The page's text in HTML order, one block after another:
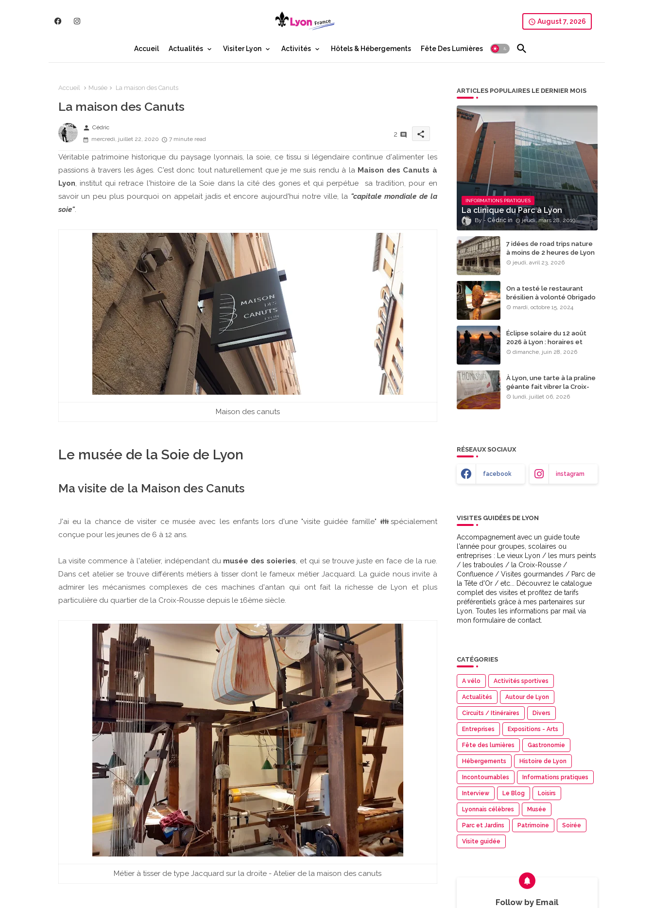
August 7, 2026
Accueil Actualités Visiter Lyon Activités Hôtels & Hébergements Fête Des Lumières
Accueil Musée La maison des Canuts
La maison des Canuts
person Cédric
mercredi, juillet 22, 2020
7 minute read
2 share
Véritable patrimoine historique du paysage lyonnais, la soie, ce tissu si légendaire continue d'alimenter les
passions à travers les âges. C'est donc tout naturellement que je me suis rendu à la Maison des Canuts à
Lyon , institut qui retrace l'histoire de la Soie dans la cité des gones et qui perpétue sa tradition, pour en
savoir un peu plus pourquoi on appelait jadis et encore aujourd'hui notre ville, la "capitale mondiale de la
soie".
Maison des canuts
Le musée de la Soie de Lyon
Ma visite de la Maison des Canuts
J'ai eu la chance de visiter ce musée avec les enfants lors d'une "visite guidée famille" 👪spécialement
conçue pour les jeunes de 6 à 12 ans.
La visite commence à l'atelier, indépendant du musée des soieries , et qui se trouve juste en face de la rue.
Dans cet atelier se trouve différents métiers à tisser dont le fameux métier Jacquard. La guide nous invite à
admirer les mécanismes complexes de ces machines d'antan qui ont fait la richesse de Lyon et plus
particulière du quartier de la Croix-Rousse depuis le 16ème siècle.
Métier à tisser de type Jacquard sur la droite - Atelier de la maison des canuts
ARTICLES POPULAIRES LE DERNIER MOIS
INFORMATIONS PRATIQUES
La clinique du Parc à Lyon
Cédric jeudi, mars 28, 2019
7 idées de road trips nature
à moins de 2 heures de Lyon
jeudi, avril 23, 2026
On a testé le restaurant
brésilien à volonté Obrigado
Rodizio à Lyon
mardi, octobre 15, 2024
Éclipse solaire du 12 août
2026 à Lyon : horaires et
lieux d’observation
dimanche, juin 28, 2026
À Lyon, une tarte à la praline
géante fait vibrer la Croix-
Rousse
lundi, juillet 06, 2026
RÉSEAUX SOCIAUX
facebook instagram
VISITES GUIDÉES DE LYON
Accompagnement avec un guide toute
l'année pour groupes, scolaires ou
entreprises : Le vieux Lyon / les murs peints
/ les traboules / la Croix-Rousse /
Confluence / Visites gourmandes / Parc de
la Tête d'Or / etc... Découvrez le catalogue
complet des visites et profitez de tarifs
préférentiels grâce à mes partenaires sur
Lyon. Toutes les informations par mail via
mon formulaire de contact.
CATÉGORIES
A vélo Activités sportives
Actualités Autour de Lyon
Circuits / Itinéraires Divers
Entreprises Expositions - Arts
Fête des lumières Gastronomie
Hébergements Histoire de Lyon
Incontournables Informations pratiques
Interview Le Blog Loisirs
Lyonnais célèbres Musée
Parc et Jardins Patrimoine Soirée
Visite guidée
Follow by Email